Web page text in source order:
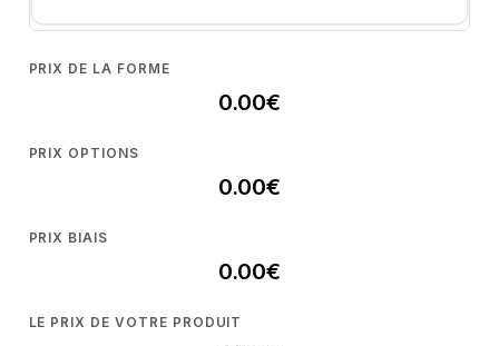
GRIS FONCÉ
PRIX DE LA FORME
0.00€
PRIX OPTIONS
0.00€
PRIX BIAIS
0.00€
LE PRIX DE VOTRE PRODUIT